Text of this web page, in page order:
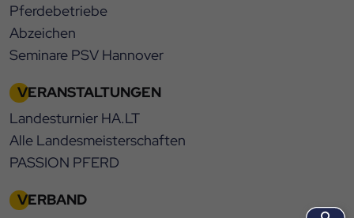
Pferdebetriebe
Abzeichen
Seminare PSV Hannover
VERANSTALTUNGEN
Landesturnier HA.LT
Alle Landesmeisterschaften
PASSION PFERD
VERBAND